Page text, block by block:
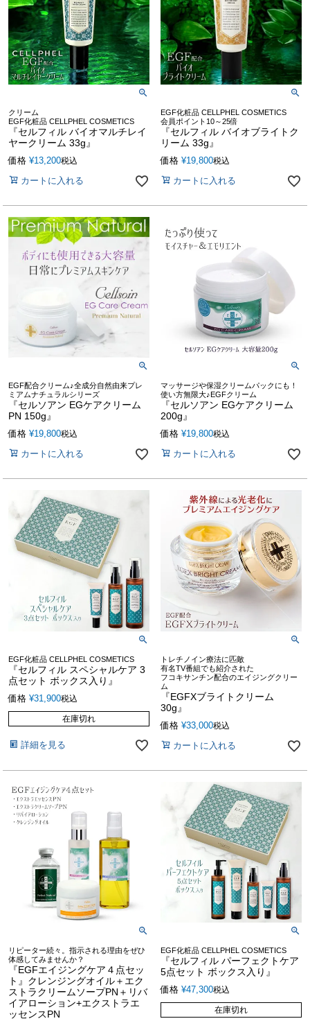
クリーム
EGF化粧品 CELLPHEL COSMETICS
『セルフィル バイオマルチレイ
ヤークリーム 33g』
価格 ¥13,200税込
カートに入れる
EGF化粧品 CELLPHEL COSMETICS
会員ポイント10～25倍
『セルフィル バイオブライトク
リーム 33g』
価格 ¥19,800税込
カートに入れる
EGF配合クリーム♪全成分自然由来プレ
ミアムナチュラルシリーズ
『セルソアン EGケアクリーム
PN 150g』
価格 ¥19,800税込
カートに入れる
マッサージや保湿クリームパックにも！
使い方無限大♪EGFクリーム
『セルソアン EGケアクリーム
200g』
価格 ¥19,800税込
カートに入れる
EGF化粧品 CELLPHEL COSMETICS
『セルフィル スペシャルケア 3
点セット ボックス入り』
価格 ¥31,900税込
在庫切れ
詳細を見る
トレチノイン療法に匹敵
有名TV番組でも紹介された
フコキサンチン配合のエイジングクリー
ム
『EGFXブライトクリーム
30g』
価格 ¥33,000税込
カートに入れる
リピーター続々。指示される理由をぜひ
体感してみませんか？
『EGFエイジングケア４点セッ
ト』クレンジングオイル＋エク
ストラクリームソープPN＋リバ
イアローション+エクストラエ
ッセンスPN
EGF化粧品 CELLPHEL COSMETICS
『セルフィル パーフェクトケア
5点セット ボックス入り』
価格 ¥47,300税込
在庫切れ